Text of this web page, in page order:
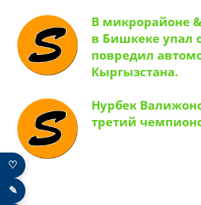
В микрорайоне
в Бишкеке упал
повредил
Кыргызстана.
Нурбек
третий
♡
✎